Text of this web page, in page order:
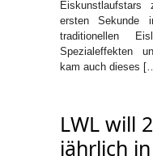
ersten Sekunde
traditionellen
Spezialeffekten
kam auch dieses
LWL will
jährlich